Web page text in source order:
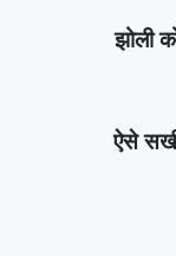
झोली
ऐसे सखी